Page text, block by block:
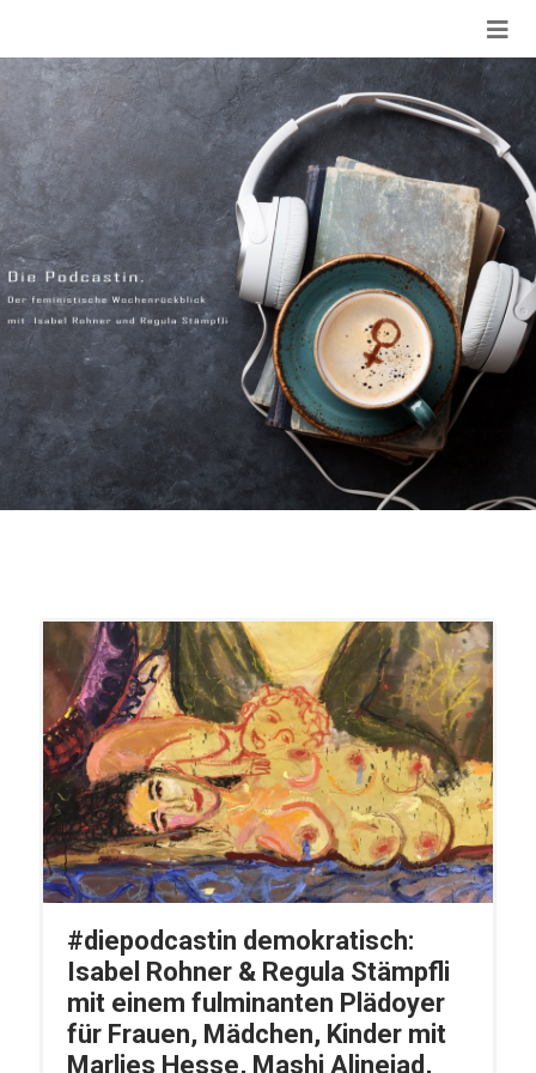
#diepodcastin demokratisch:
Isabel Rohner & Regula Stämpfli
mit einem fulminanten Plädoyer
für Frauen, Mädchen, Kinder mit
Marlies Hesse, Mashi Alinejad,